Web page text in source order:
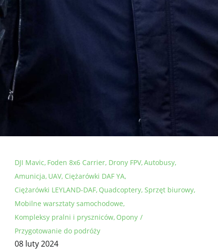
DJI Mavic Foden 8x6 Carrier Drony FPV Autobusy
Amunicja UAV Ciężarówki DAF YA
Ciężarówki LEYLAND-DAF Quadcoptery Sprzęt biurowy
Mobilne warsztaty samochodowe
Kompleksy pralni i pryszniców Opony
Przygotowanie do podróży
08 luty 2024